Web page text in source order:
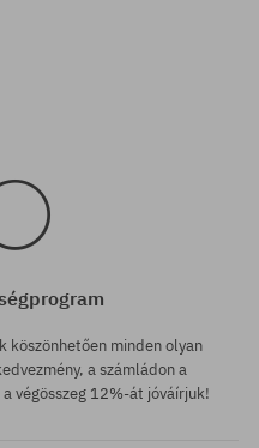
M
köszönhetően minden olyan
a számládon a
végösszeg 12%-át jóváírjuk!